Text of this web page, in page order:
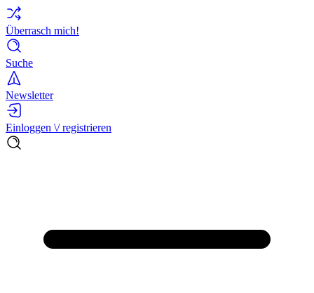
Überrasch mich!
Suche
Newsletter
Einloggen \/ registrieren